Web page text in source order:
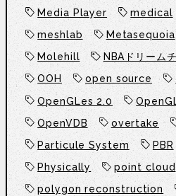
Media Player
medical
meshlab
Metasequoia
Molehill
NBAドリーム
OOH
open source
OpenGLes 2.0
OpenVDB
overtake
Particule System
PBR
Physically
point cloud
polygon reconstruction